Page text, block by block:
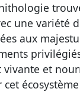
une variété
aux
vivante et